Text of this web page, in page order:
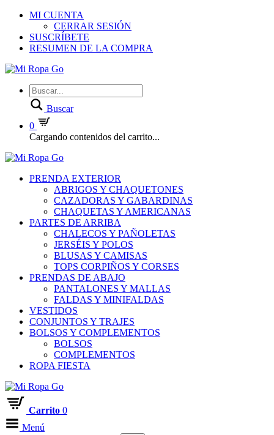
MI CUENTA
CERRAR SESIÓN
SUSCRÍBETE
RESUMEN DE LA COMPRA
Buscar
0
Cargando contenidos del carrito...
PRENDA EXTERIOR
ABRIGOS Y CHAQUETONES
CAZADORAS Y GABARDINAS
CHAQUETAS Y AMERICANAS
PARTES DE ARRIBA
CHALECOS Y PAÑOLETAS
JERSÉIS Y POLOS
BLUSAS Y CAMISAS
TOPS CORPIÑOS Y CORSES
PRENDAS DE ABAJO
PANTALONES Y MALLAS
FALDAS Y MINIFALDAS
VESTIDOS
CONJUNTOS Y TRAJES
BOLSOS Y COMPLEMENTOS
BOLSOS
COMPLEMENTOS
ROPA FIESTA
Carrito 0
Menú